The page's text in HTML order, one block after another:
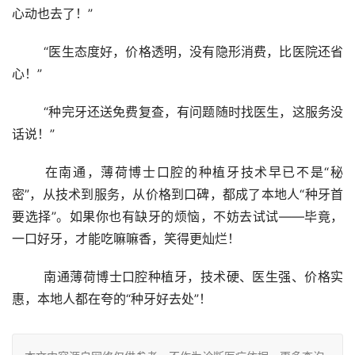
心动也去了！”
	“医生态度好，价格透明，没有隐形消费，比医院还省
心！”
	“种完牙还送免费复查，有问题随时找医生，这服务没
话说！”
密”，从技术到服务，从价格到口碑，都成了本地人“种牙首
要选择”。如果你也有缺牙的烦恼，不妨去试试——毕竟，
一口好牙，才能吃嘛嘛香，笑得更灿烂！
惠，本地人都在夸的“种牙好去处”！